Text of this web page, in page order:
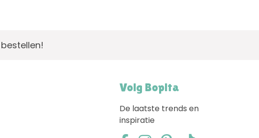
Volg Bopita
De laatste trends en
inspiratie